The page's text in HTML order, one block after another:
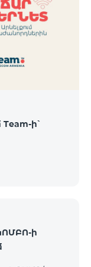
19:00
26 09:00-
ի՝
ի